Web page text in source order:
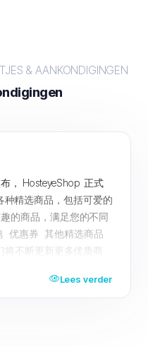
& AANKONDIGINGEN
， HosteyeShop 正式
种精选商品，包括可爱的
的商品，满足您的不同
优惠券 其他精选商品
将不断更新更多优质商
趣吧！
Lees verder